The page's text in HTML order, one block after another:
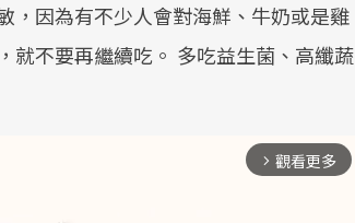
，因為有不少人會對海鮮、牛奶或是雞
就不要再繼續吃。 多吃益生菌、高纖蔬
arrow_forward_ios 觀看更多